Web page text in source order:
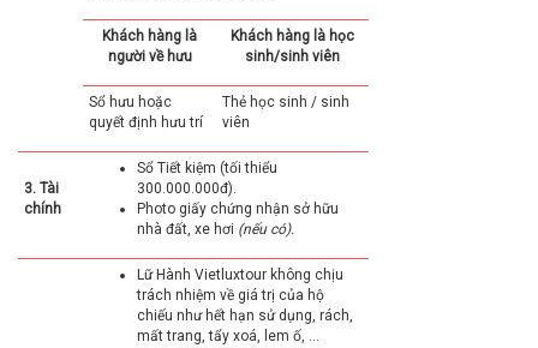
Khách hàng là
người về hưu
Khách hàng là học
sinh/sinh viên
Sổ hưu hoặc
quyết định hưu trí
Thẻ học sinh / sinh
viên
3. Tài
chính
Sổ Tiết kiệm (tối thiểu
300.000.000đ).
Photo giấy chứng nhận sở hữu
nhà đất, xe hơi (nếu có).
Lữ Hành Vietluxtour không chịu
trách nhiệm về giá trị của hộ
chiếu như hết hạn sử dụng, rách,
mất trang, tẩy xoá, lem ố, …